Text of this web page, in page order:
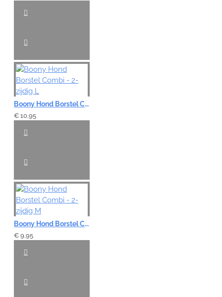
Boony Hond Borstel Combi - 2-zijdig L
€ 10,95
Boony Hond Borstel Combi - 2-zijdig M
€ 9,95